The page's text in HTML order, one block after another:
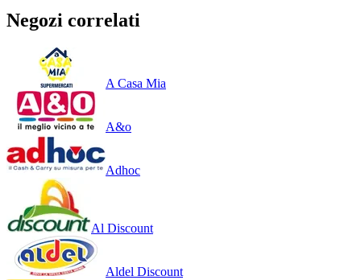
Negozi correlati
A Casa Mia
A&o
Adhoc
Al Discount
Aldel Discount